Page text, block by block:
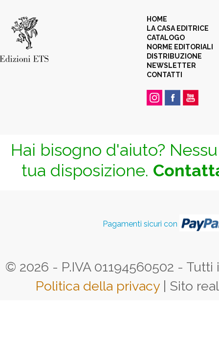
HOME
LA CASA EDITRICE
CATALOGO
NORME EDITORIALI
DISTRIBUZIONE
NEWSLETTER
CONTATTI
Hai bisogno d'aiuto?
tua disposizione.
Pagamenti sicuri con
© 2026 - P.IVA 01194560502 -
Politica della privacy | Sito